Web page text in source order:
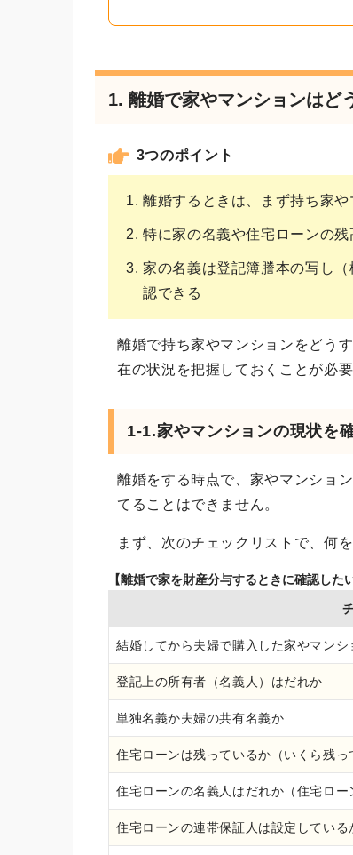
1. 離婚で家やマンションはど
3つのポイント
離婚するときは、まず持ち家
特に家の名義や住宅ローンの残
家の名義は登記簿謄本の写し
認できる
離婚で持ち家やマンションをどう
在の状況を把握しておくことが必要
1-1.家やマンションの現状を
離婚をする時点で、家やマンショ
てることはできません。
まず、次のチェックリストで、何
【離婚で家を財産分与するときに確認した
結婚してから夫婦で購入した家やマン
登記上の所有者（名義人）はだれか
単独名義か夫婦の共有名義か
住宅ローンは残っているか（いくら残っ
住宅ローンの名義人はだれか（住宅ロー
住宅ローンの連帯保証人は設定している